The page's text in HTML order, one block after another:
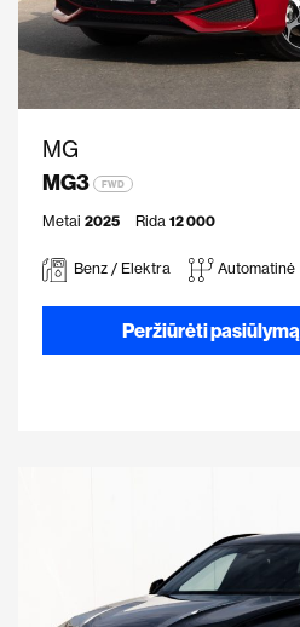
MG
MG3
FWD
Metai 2025 Rida 12 000
Benz / Elektra Automatinė
Peržiūrėti pasiūlymą